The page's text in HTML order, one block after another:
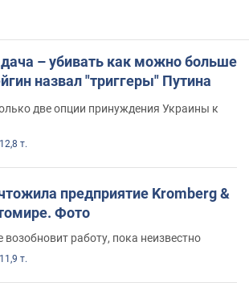
– убивать как можно больше
назвал "триггеры" Путина
две опции принуждения Украины к
12,8 т.
предприятие Kromberg &
Фото
возобновит работу, пока неизвестно
11,9 т.